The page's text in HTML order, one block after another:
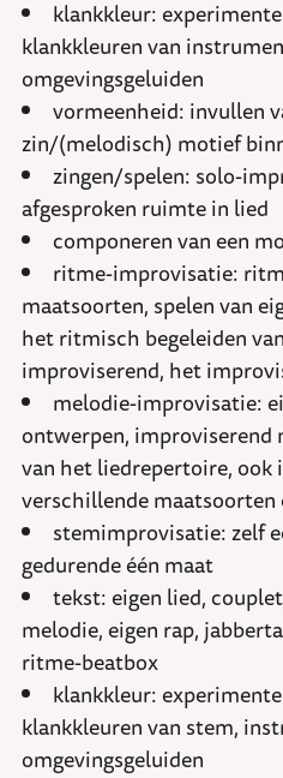
klankkleur:
klankkleuren van
omgevingsgeluiden
vormeenheid: invullen
zin/(melodisch) motief
zingen/spelen: solo-
afgesproken ruimte in lied
componeren van een
ritme-improvisatie:
maatsoorten, spelen van
het ritmisch begeleiden
improviserend, het
melodie-improvisatie:
ontwerpen, improviserend
van het liedrepertoire, ook
verschillende
stemimprovisatie: zelf
gedurende één maat
tekst: eigen lied,
melodie, eigen rap,
ritme-beatbox
klankkleur:
klankkleuren van stem,
omgevingsgeluiden